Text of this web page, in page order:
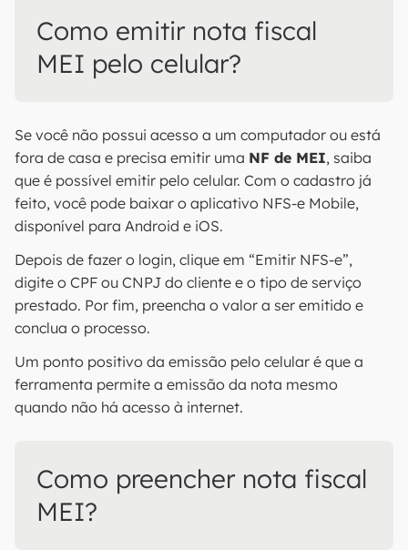
Como emitir nota fiscal
MEI pelo celular​?
Se você não possui acesso a um computador ou está
fora de casa e precisa emitir uma NF de MEI, saiba
que é possível emitir pelo celular. Com o cadastro já
feito, você pode baixar o aplicativo NFS-e Mobile,
disponível para Android e iOS.
Depois de fazer o login, clique em “Emitir NFS-e”,
digite o CPF ou CNPJ do cliente e o tipo de serviço
prestado. Por fim, preencha o valor a ser emitido e
conclua o processo.
Um ponto positivo da emissão pelo celular é que a
ferramenta permite a emissão da nota mesmo
quando não há acesso à internet.
Como preencher nota fiscal
MEI?